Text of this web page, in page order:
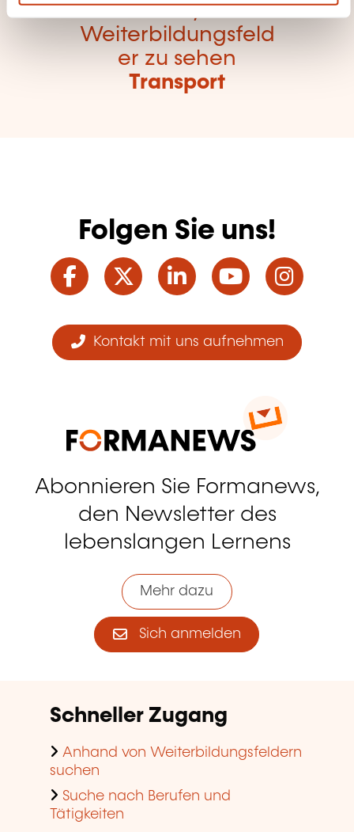
Hier klicken, um alle
Weiterbildungsfeld
er zu sehen
Transport
Folgen Sie uns!
Facebook
TwitterLinkedInYouTube
Kontakt mit uns aufnehmen
Abonnieren Sie Formanews,
den Newsletter des
lebenslangen Lernens
Mehr dazu
Sich anmelden
Schneller Zugang
Anhand von Weiterbildungsfeldern
suchen
Suche nach Berufen und
Tätigkeiten